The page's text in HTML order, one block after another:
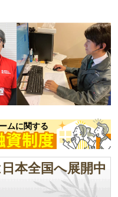
ムに関する
本全国へ展開中